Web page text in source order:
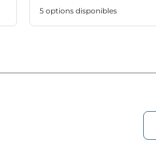
5 options disponibles